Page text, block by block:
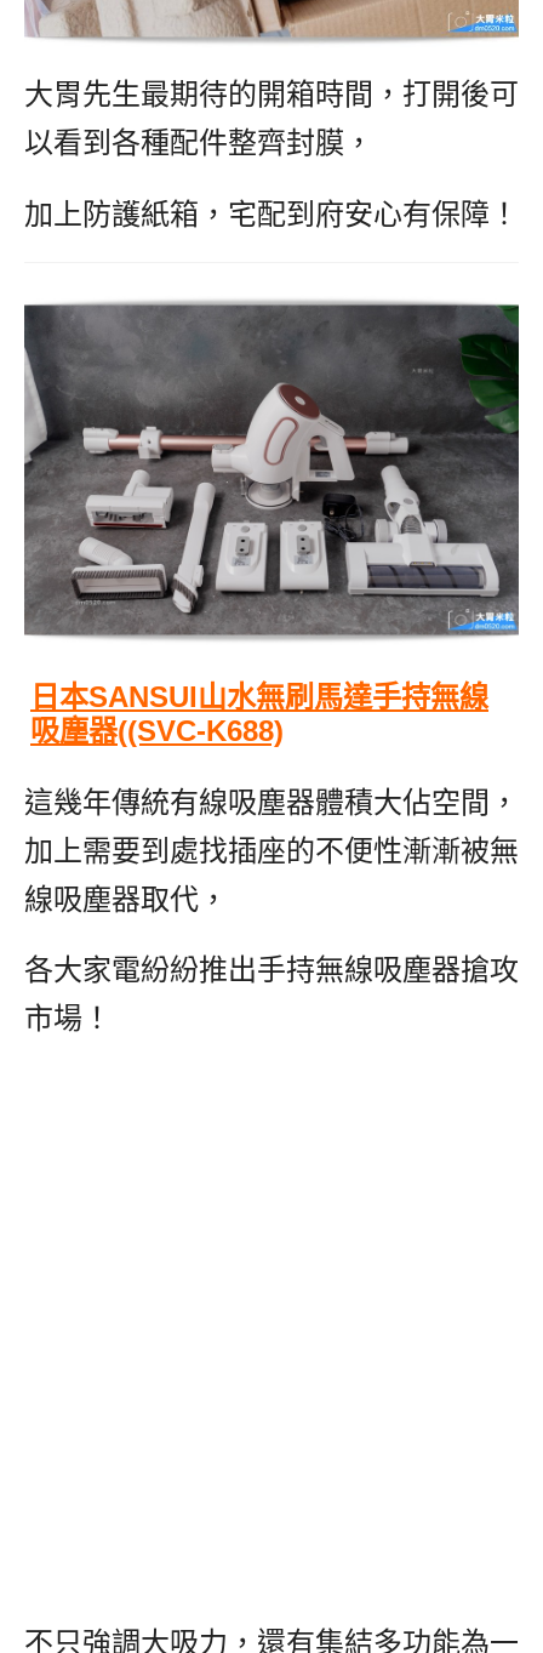
大胃先生最期待的開箱時間，打開後可
以看到各種配件整齊封膜，
加上防護紙箱，宅配到府安心有保障！
日本SANSUI山水無刷馬達手持無線
吸塵器((SVC-K688)
這幾年傳統有線吸塵器體積大佔空間，
加上需要到處找插座的不便性漸漸被無
線吸塵器取代，
各大家電紛紛推出手持無線吸塵器搶攻
市場！
不只強調大吸力，還有集結多功能為一